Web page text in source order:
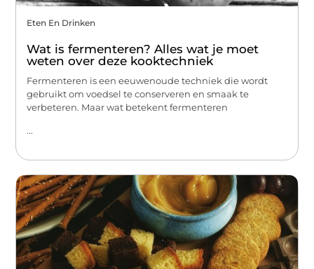
Eten En Drinken
Wat is fermenteren? Alles wat je moet
weten over deze kooktechniek
Fermenteren is een eeuwenoude techniek die wordt
gebruikt om voedsel te conserveren en smaak te
verbeteren. Maar wat betekent fermenteren
...